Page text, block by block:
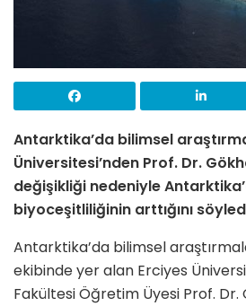
Antarktika’da bilimsel
Üniversitesi’nden Prof. Dr.
değişikliği nedeniyle
biyoceşitliliğinin arttığını
Antarktika’da bilimsel
ekibinde yer alan Erciyes
Fakültesi Öğretim Üyesi Prof. Dr.